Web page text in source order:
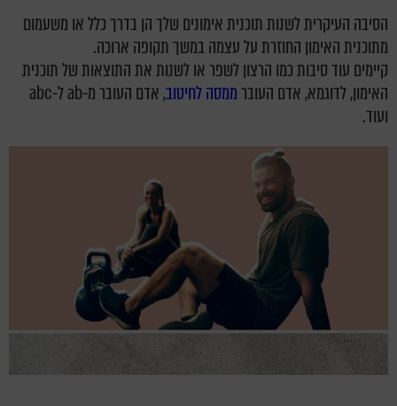
הסיבה העיקרית לשנות תוכנית אימונים שלך הן בדרך כלל או משעמום
מתוכנית האימון החוזרת על עצמה במשך תקופה ארוכה.
קיימים עוד סיבות כמו הרצון לשפר או לשנות את התוצאות של תוכנית
האימון, לדוגמא, אדם העוברממסהלחיטוב
, אדם העובר מ-ab ל-abc
ועוד.